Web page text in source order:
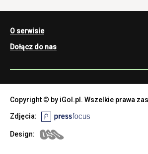
O serwisie
Dołącz do nas
Copyright © by iGol.pl. Wszelkie prawa
Zdjęcia:
Design: